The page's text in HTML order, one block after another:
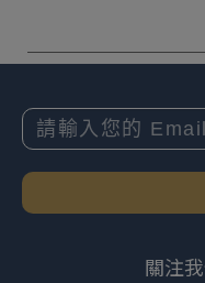
關注